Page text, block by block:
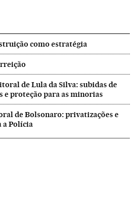
como estratégia
de Lula da Silva: subidas de
e proteção para as minorias
de Bolsonaro: privatizações e
a Polícia